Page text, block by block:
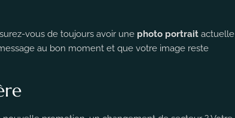
vous de toujours avoir une photo portrait actuelle
au bon moment et que votre image reste